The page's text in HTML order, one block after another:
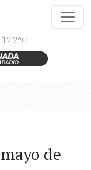
12,2ºC
de